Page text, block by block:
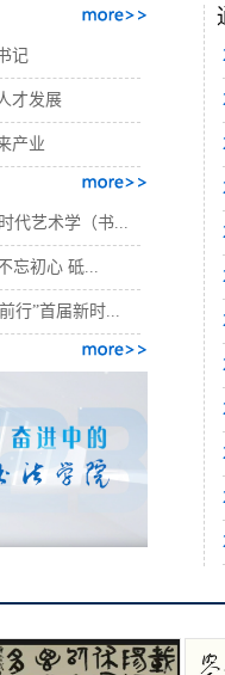
记
才发展
产业
代艺术学（书...
忘初心 砥...
行”首届新时...